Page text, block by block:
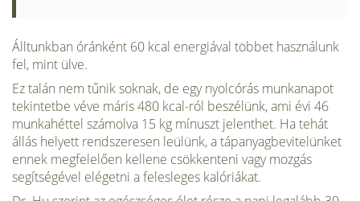
Álltunkban óránként 60 kcal energiával többet használunk
fel, mint ülve.
Ez talán nem tűnik soknak, de egy nyolcórás munkanapot
tekintetbe véve máris 480 kcal-ról beszélünk, ami évi 46
munkahéttel számolva 15 kg mínuszt jelenthet. Ha tehát
állás helyett rendszeresen leülünk, a tápanyagbevitelünket
ennek megfelelően kellene csökkenteni vagy mozgás
segítségével elégetni a felesleges kalóriákat.